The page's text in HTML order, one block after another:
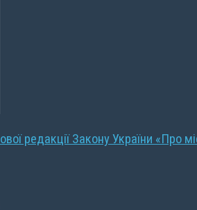
редакції Закону України «Про